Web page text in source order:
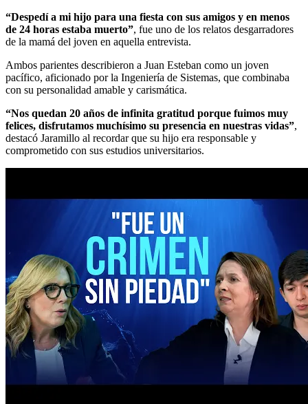
“Despedí a mi hijo para una fiesta con sus amigos y en menos
de 24 horas estaba muerto”, fue uno de los relatos desgarradores
de la mamá del joven en aquella entrevista.
Ambos parientes describieron a Juan Esteban como un joven
pacífico, aficionado por la Ingeniería de Sistemas, que combinaba
con su personalidad amable y carismática.
“Nos quedan 20 años de infinita gratitud porque fuimos muy
felices, disfrutamos muchísimo su presencia en nuestras vidas”,
destacó Jaramillo al recordar que su hijo era responsable y
comprometido con sus estudios universitarios.